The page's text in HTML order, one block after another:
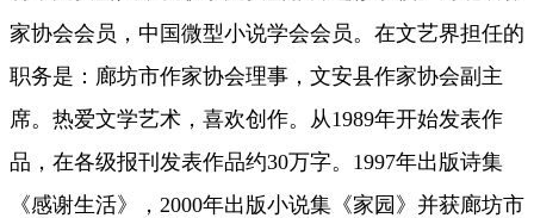
家协会会员，中国微型小说学会会员。在文艺界担任的
职务是：廊坊市作家协会理事，文安县作家协会副主
席。 热爱文学艺术，喜欢创作。从1989年开始发表作
品，在各级报刊发表作品约30万字。 1997年出版诗集
《感谢生活》，2000年出版小说集《家园》并获廊坊市